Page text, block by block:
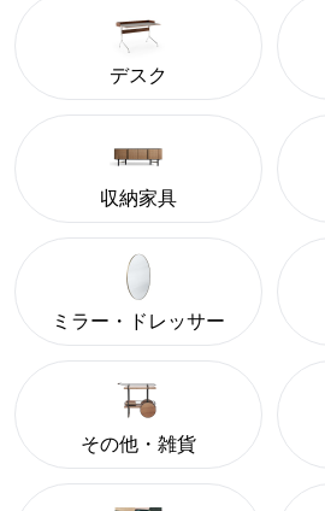
デスク
収納家具
ミラー・ドレッサー
その他・雑貨